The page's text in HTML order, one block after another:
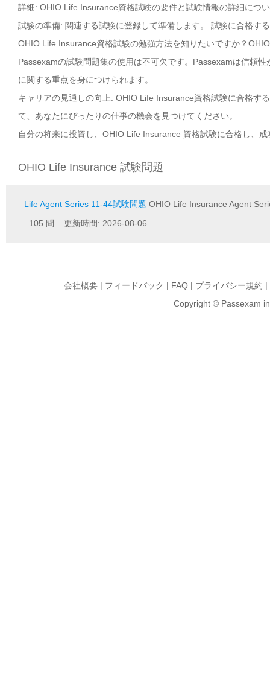
詳細: OHIO Life Insurance資格試験の要件と試験情報の詳細につ
試験の準備: 関連する試験に登録して準備します。 試験に合格す
OHIO Life Insurance資格試験の勉強方法を知りたいですか？
Passexamの試験問題集の使用は不可欠です。Passexamは信頼
に関する重点を身につけられます。
キャリアの見通しの向上: OHIO Life Insurance資格試験に合格す
て、あなたにぴったりの仕事の機会を見つけてください。
自分の将来に投資し、OHIO Life Insurance 資格試験に合格し、
OHIO Life Insurance 試験問題
Life Agent Series 11-44試験問題 OHIO Life Insurance Agent
105 問 更新時間: 2026-08-06
会社概要 | フィードバック | FAQ | プライバシー規約 |
Copyright © Passexam